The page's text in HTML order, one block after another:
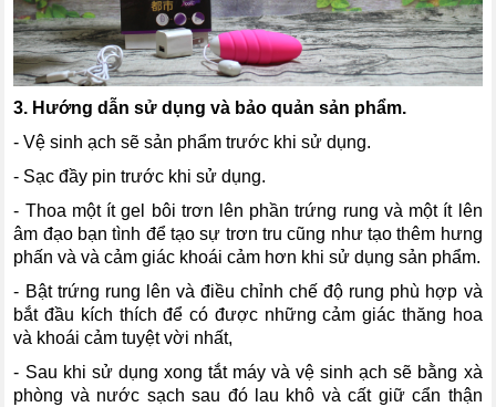
3. Hướng dẫn sử dụng và bảo quản sản phẩm.
- Vệ sinh ạch sẽ sản phẩm trước khi sử dụng.
- Sạc đầy pin trước khi sử dụng.
- Thoa một ít gel bôi trơn lên phần trứng rung và một ít lên
âm đạo bạn tình để tạo sự trơn tru cũng như tạo thêm hưng
phấn và và cảm giác khoái cảm hơn khi sử dụng sản phẩm.
- Bật trứng rung lên và điều chỉnh chế độ rung phù hợp và
bắt đầu kích thích để có được những cảm giác thăng hoa
và khoái cảm tuyệt vời nhất,
- Sau khi sử dụng xong tắt máy và vệ sinh ạch sẽ bằng xà
phòng và nước sạch sau đó lau khô và cất giữ cẩn thận